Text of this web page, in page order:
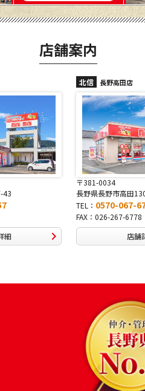
店舗案内
1
詳細
北信 長野駅前店
〒380-0822
長野県長野市大
TEL：0570-069-
FAX：026-269-
店